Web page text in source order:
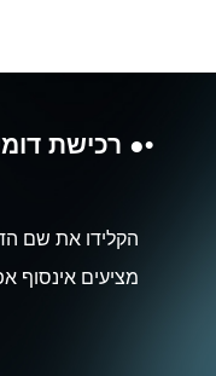
•● רכישת
הקלידו את שם
מציעים אינסוף